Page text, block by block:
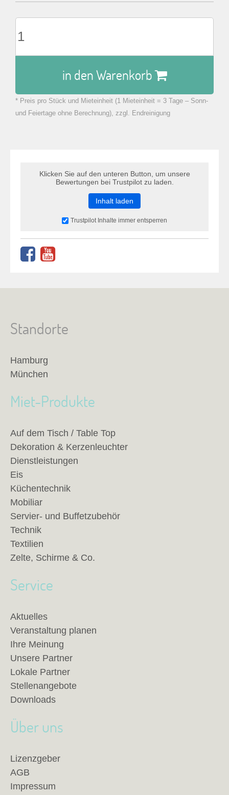
in den Warenkorb
zu Warenkorb hinzugefügt.
* Preis pro Stück und Mieteinheit (1 Mieteinheit = 3 Tage – Sonn-
und Feiertage ohne Berechnung), zzgl. Endreinigung
Klicken Sie auf den unteren Button, um unsere
Bewertungen bei Trustpilot zu laden.
Inhalt laden
Trustpilot Inhalte immer entsperren
Standorte
Hamburg
München
Miet-Produkte
Auf dem Tisch / Table Top
Dekoration & Kerzenleuchter
Dienstleistungen
Eis
Küchentechnik
Mobiliar
Servier- und Buffetzubehör
Technik
Textilien
Zelte, Schirme & Co.
Service
Aktuelles
Veranstaltung planen
Ihre Meinung
Unsere Partner
Lokale Partner
Stellenangebote
Downloads
Über uns
Lizenzgeber
AGB
Impressum